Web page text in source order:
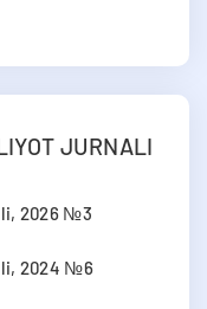
JURNALI
2026 №3
2024 №6